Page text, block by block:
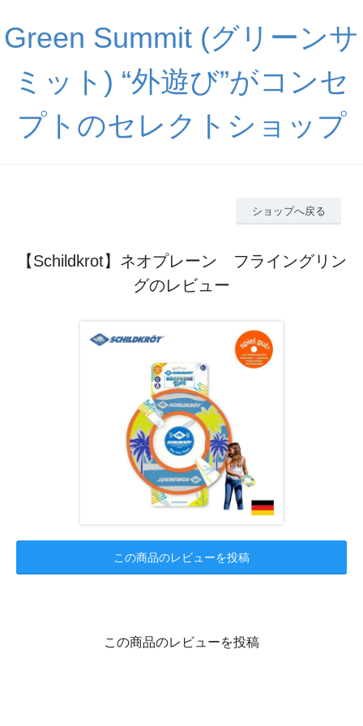
Green Summit (グリーンサ
ミット) “外遊び”がコンセ
プトのセレクトショップ
ショップへ戻る
【Schildkrot】ネオプレーン フライングリン
グのレビュー
この商品のレビューを投稿
この商品のレビューを投稿